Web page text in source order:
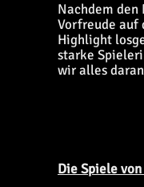
Nachdem
Vorfreude auf
Highlight
starke
wir alles
Die Spiele